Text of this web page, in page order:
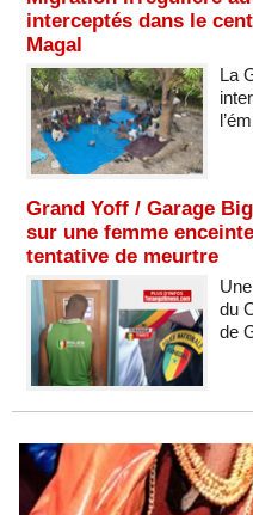
interceptés dans le
Magal
La
Grand Yoff / Garage
sur une femme
tentative de meurtre
du
de